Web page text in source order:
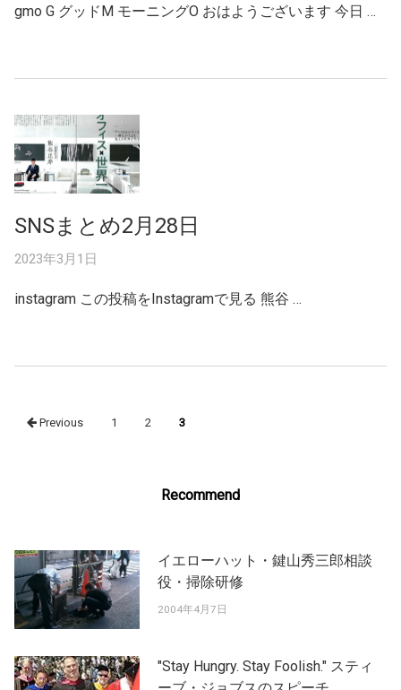
gmo G グッドM モーニングO おはようございます 今日 …
SNSまとめ2月28日
2023年3月1日
instagram この投稿をInstagramで見る 熊谷 …
navigation
Previous 1 2 3
Recommend
イエローハット・鍵山秀三郎相談
役・掃除研修
2004年4月7日
"Stay Hungry. Stay Foolish." スティ